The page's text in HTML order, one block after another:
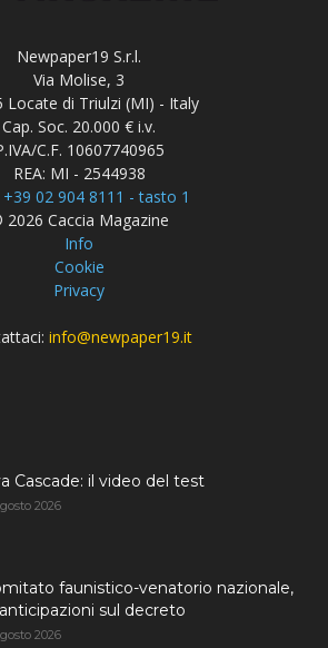
Newpaper19 S.r.l.
Via Molise, 3
Locate di Triulzi (MI) - Italy
Cap. Soc. 20.000 € i.v.
C.F. 10607740965
REA: MI - 2544938
+39 02 904 8111 - tasto 1
2026 Caccia Magazine
Info
Cookie
Privacy
info@newpaper19.it
Cascade: il video del test
2026
faunistico-venatorio nazionale,
sul decreto
2026